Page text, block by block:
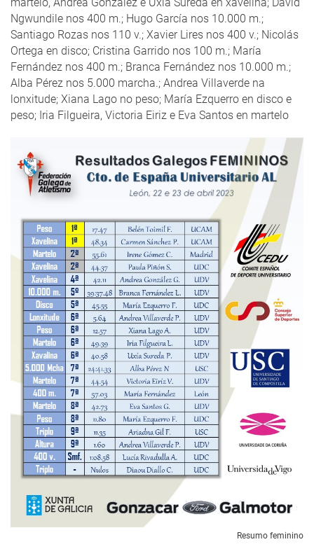
Ngwundile nos 400 m.; Hugo García nos 10.000 m.;
Santiago Rozas nos 110 v.; Xavier Lires nos 400 v.; Nicolás
Ortega en disco; Cristina Garrido nos 100 m.; María
Fernández nos 400 m.; Branca Fernández nos 10.000 m.;
Alba Pérez nos 5.000 marcha.; Andrea Villaverde na
lonxitude; Xiana Lago no peso; María Ezquerro en disco e
peso; Iria Filgueira, Victoria Eiriz e Eva Santos en martelo
Resumo feminino